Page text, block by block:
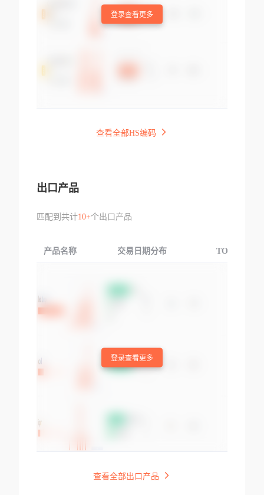
登录查看更多
查看全部HS编码
出口产品
匹配到共计10+个出口产品
产品名称 交易日期分布 TOP3交易国
登录查看更多
查看全部出口产品